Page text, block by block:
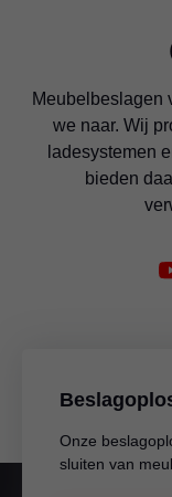
Meubelbeslagen
we naar. Wij
ladesystemen
bieden
Onze
sluiten van